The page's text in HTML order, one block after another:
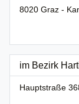
8020 Graz -
im Bezirk
Hauptstraße